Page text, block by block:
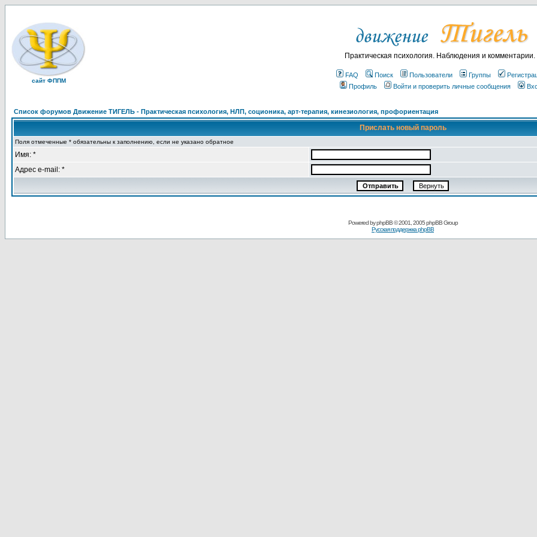
сайт ФППМ
Практическая психология. Наблюдения и комментарии.
FAQ Поиск Пользователи Группы
Профиль
Войти и проверить личные сообщения
Список форумов Движение ТИГЕЛЬ - Практическая психология, НЛП, соционика, арт-терапия, кинезиология, профориентация
Прислать новый пароль
Поля отмеченные * обязательны к заполнению, если не указано обратное
Имя: *
Адрес e-mail: *
Powered byphpBB© 2001, 2005 phpBB Group
Русская поддержка phpBB